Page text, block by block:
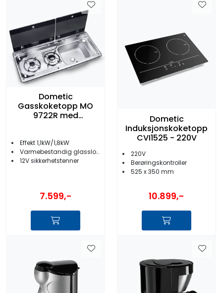
Dometic
Gasskoketopp MO
9722R med
Effekt 1,1kW/1,8kW
Varmebestandig glasslokk
12V sikkerhetstenner
7.599,-
Dometic
Induksjonskoketopp
CVI1525 - 220V
220V
Berøringskontroller
525 x 350 mm
10.899,-